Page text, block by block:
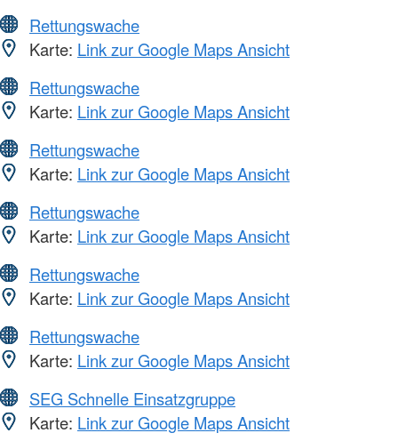
Rettungswache
Karte: Link zur Google Maps Ansicht
Rettungswache
Karte: Link zur Google Maps Ansicht
Rettungswache
Karte: Link zur Google Maps Ansicht
Rettungswache
Karte: Link zur Google Maps Ansicht
Rettungswache
Karte: Link zur Google Maps Ansicht
Rettungswache
Karte: Link zur Google Maps Ansicht
SEG Schnelle Einsatzgruppe
Karte: Link zur Google Maps Ansicht